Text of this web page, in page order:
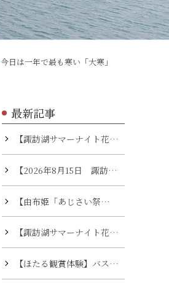
今日は一年で最も寒い「大寒」
最新記事
【諏訪湖サマーナイト花
火】 本日（7/24）より開
催されます
【2026年8月15日 諏訪湖
祭湖上花火大会】 ご宿泊
予約について ※満室とな
【由布姫「あじさい祭
り」】小坂公園・小坂観音
院
【諏訪湖サマーナイト花
火】
【ほたる観賞体験】バス送
迎セット宿泊プラン